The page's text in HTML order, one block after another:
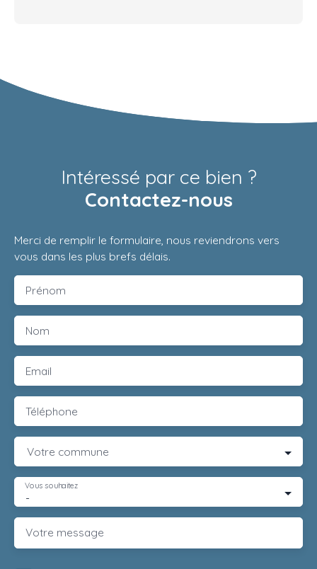
Intéressé par ce bien ?
Contactez-nous
Merci de remplir le formulaire, nous reviendrons vers
vous dans les plus brefs délais.
Prénom
Nom
Email
Téléphone
Votre commune
-
Vous souhaitez
Votre message